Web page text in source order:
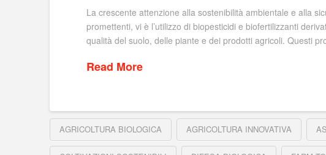
La crescente attenzione alla sostenibilità ambientale e alla
promettenti, vi è l’utilizzo di biopesticidi e biofertilizzanti
qualità del suolo, delle piante e dei prodotti agricoli. Questi
Read More
AGRICOLTURA BIOLOGICA AGRICOLTURA INNOVATIVA